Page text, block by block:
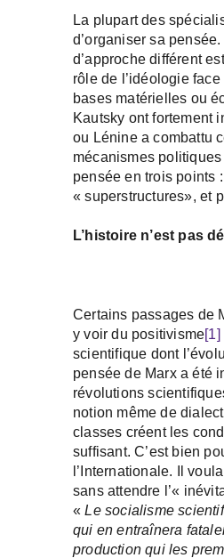
La plupart des
d’organiser sa
d’approche différent
rôle de l’idéologie
bases matérielles ou
Kautsky ont fortement
ou Lénine a combattu
mécanismes
pensée en trois points
« superstructures», et
L’histoire n’est pas
Certains passages de
y voir du positivisme[1]
scientifique dont
pensée de Marx a été
révolutions
notion même de
classes créent les
suffisant. C’est bien
l’Internationale. Il
sans attendre l’«
«Le socialisme
qui en entraînera
production qui les